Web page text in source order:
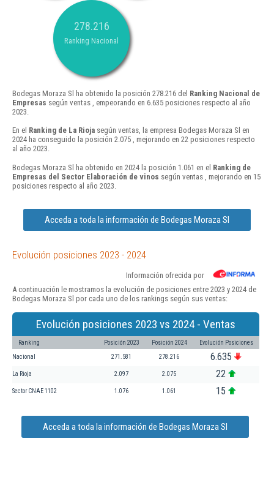
278.216
Ranking Nacional
Bodegas Moraza Sl ha obtenido la posición 278.216 del Ranking Nacional de
Empresas según ventas , empeorando en 6.635 posiciones respecto al año
2023.
En el Ranking de La Rioja según ventas, la empresa Bodegas Moraza Sl en
2024 ha conseguido la posición 2.075 , mejorando en 22 posiciones respecto
al año 2023.
Bodegas Moraza Sl ha obtenido en 2024 la posición 1.061 en el Ranking de
Empresas del Sector Elaboración de vinos según ventas , mejorando en 15
posiciones respecto al año 2023.
Acceda a toda la información de Bodegas Moraza Sl
Evolución posiciones 2023 - 2024
Información ofrecida por
A continuación le mostramos la evolución de posiciones entre 2023 y 2024 de
Bodegas Moraza Sl por cada uno de los rankings según sus ventas:
Evolución posiciones 2023 vs 2024 - Ventas
Ranking Posición 2023 Posición 2024 Evolución Posiciones
Nacional 271.581 278.216 6.635
La Rioja 2.097 2.075 22
Sector CNAE 1102 1.076 1.061 15
Acceda a toda la información de Bodegas Moraza Sl